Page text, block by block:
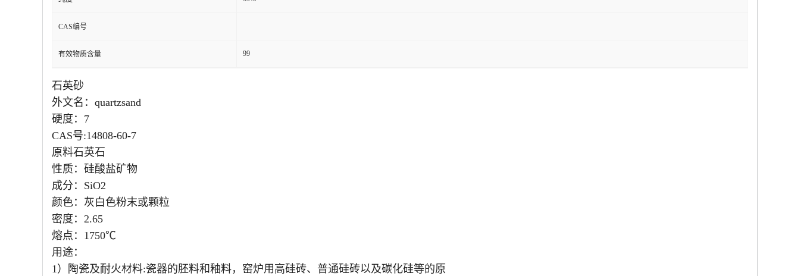
CAS编号
有效物质含量 99
石英砂
外文名：quartzsand
硬度：7
CAS号:14808-60-7
原料石英石
性质：硅酸盐矿物
成分：SiO2
颜色：灰白色粉末或颗粒
密度：2.65
熔点：1750℃
用途：
1）陶瓷及耐火材料:瓷器的胚料和釉料，窑炉用高硅砖、普通硅砖以及碳化硅等的原